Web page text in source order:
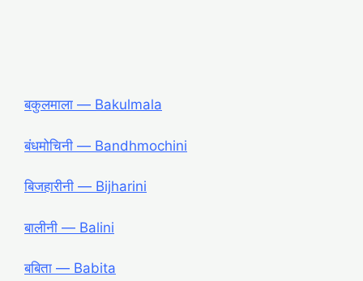
बकुलमाला ― Bakulmala
बंधमोचिनी ― Bandhmochini
बिजहारीनी ― Bijharini
बालीनी ― Balini
बबिता ― Babita